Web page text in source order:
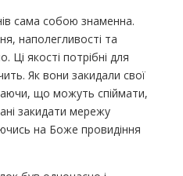
сама собою знаменна.
наполегливості та
Ці якості потрібні для
Як вони закидали свої
що можуть спіймати,
закидати мережу
на Боже провидіння